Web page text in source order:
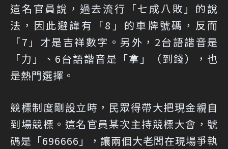
這名官員說，過去流行「七成八敗」的說
法，因此避諱有「8」的車牌號碼，反而
「7」才是吉祥數字。另外，2台語諧音是
「力」、6台語諧音是「拿」（到錢），也
是熱門選擇。
競標制度剛設立時，民眾得帶大把現金親自
到場競標。這名官員某次主持競標大會，號
碼是「696666」，讓兩個大老闆在現場爭執